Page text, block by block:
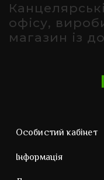
офісу,
магазин із
Особистий кабінет
Інформація